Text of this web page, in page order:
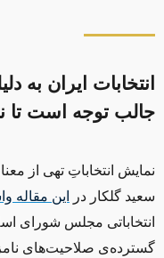
انتخابات ایران به
جالب توجه است تا
نمایش انتخاباتِ تهی از
سعید گلکار در
این مقاله
انتخاباتی مجلس شورای
گسترده‌ی صلاحیت‌های